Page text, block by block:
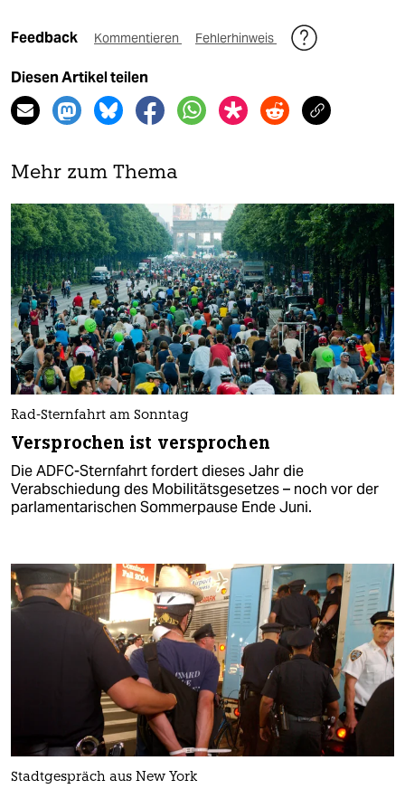
Feedback Kommentieren Fehlerhinweis
Diesen Artikel teilen
Mehr zum Thema
Rad-Sternfahrt am Sonntag
Versprochen ist versprochen
Die ADFC-Sternfahrt fordert dieses Jahr die
Verabschiedung des Mobilitäts­gesetzes – noch vor der
parlamentarischen Sommerpause Ende Juni.
Stadtgespräch aus New York